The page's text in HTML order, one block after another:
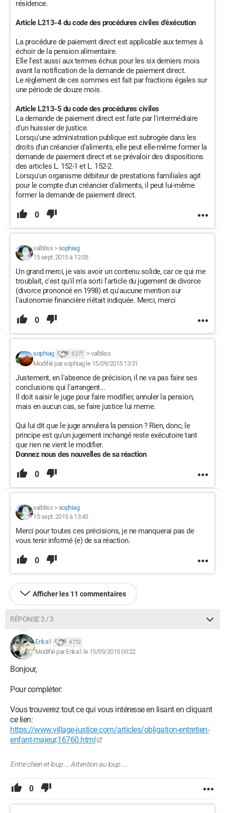
résidence.
Article L213-4 du code des procédures civiles d'éxécution
La procédure de paiement direct est applicable aux termes à
échoir de la pension alimentaire.
Elle l'est aussi aux termes échus pour les six derniers mois
avant la notification de la demande de paiement direct.
Le règlement de ces sommes est fait par fractions égales sur
une période de douze mois.
Article L213-5 du code des procédures civiles
La demande de paiement direct est faite par l'intermédiaire
d'un huissier de justice.
Lorsqu'une administration publique est subrogée dans les
droits d'un créancier d'aliments, elle peut elle-même former la
demande de paiement direct et se prévaloir des dispositions
des articles L. 152-1 et L. 152-2.
Lorsqu'un organisme débiteur de prestations familiales agit
pour le compte d'un créancier d'aliments, il peut lui-même
former la demande de paiement direct.
0
valbliss > sophiag
15 sept. 2015 à 12:05
Un grand merci, je vais avoir un contenu solide, car ce qui me
troublait, c'est qu'il m'a sorti l'article du jugement de divorce
(divorce prononcé en 1998) et qu'aucune mention sur
l'autonomie financière n'était indiquée. Merci, merci
0
sophiag 9 277 > valbliss
Modifié par sophiag le 15/09/2015 13:31
Justement, en l'absence de précision, il ne va pas faire ses
conclusions qui l'arrangent...
Il doit saisir le juge pour faire modifier, annuler la pension,
mais en aucun cas, se faire justice lui meme.
Qui lui dit que le juge annulera la pension ? Rien, donc, le
principe est qu'un jugement inchangé reste exécutoire tant
que rien ne vient le modifier.
Donnez nous des nouvelles de sa réaction
0
valbliss > sophiag
15 sept. 2015 à 13:43
Merci pour toutes ces précisions, je ne manquerai pas de
vous tenir informé (e) de sa réaction.
0
Afficher les 11 commentaires
RÉPONSE 3 / 3
Enka1 4 712
Modifié par Enka1 le 15/09/2015 00:22
Bonjour,
Pour compléter:
Vous trouverez tout ce qui vous intéresse en lisant en cliquant
ce lien:
https://www.village-justice.com/articles/obligation-entretien-
enfant-majeur,16760.html
Entre chien et loup ... Attention au loup ....
0